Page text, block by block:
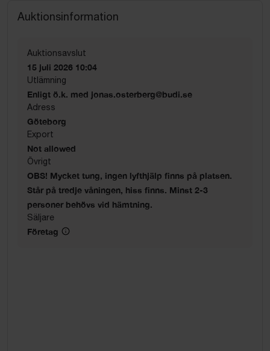
Auktionsinformation
Auktionsavslut
15 juli 2026 10:04
Utlämning
Enligt ö.k. med jonas.osterberg@budi.se
Adress
Göteborg
Export
Not allowed
Övrigt
OBS! Mycket tung, ingen lyfthjälp finns på platsen.
Står på tredje våningen, hiss finns. Minst 2-3
personer behövs vid hämtning.
Säljare
Företag